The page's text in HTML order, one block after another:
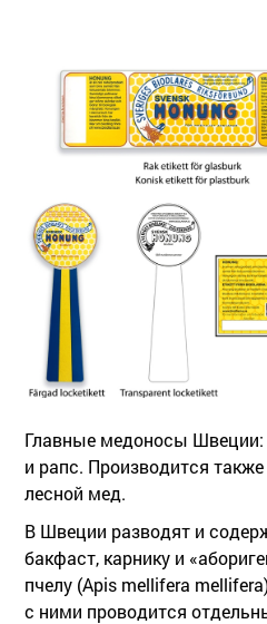
Главные медоносы Швеции:
и рапс. Производится
лесной мед.
В Швеции разводят и
бакфаст, карнику и
пчелу (Apis mellifera
с ними проводится